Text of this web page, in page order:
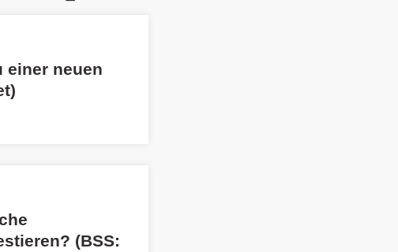
einer neuen
(BSS: